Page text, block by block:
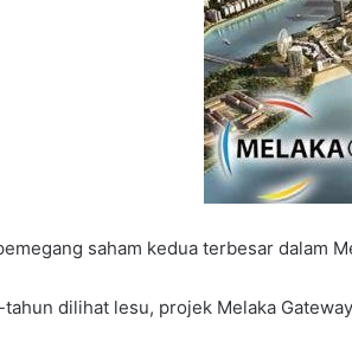
saham kedua terbesar dalam
dilihat lesu, projek Melaka